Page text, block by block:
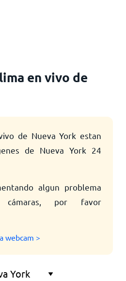
en vivo de
de Nueva York estan
de Nueva York 24
algun problema
cámaras, por favor
webcam >